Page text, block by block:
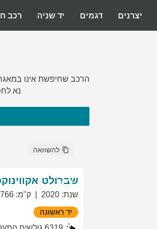
יצרנים דגמים יד שניה רכב
הרכב שחיפשת אינו
נא
להשוואה
שברולט
שנת:
2020 ק"מ:
יד ראשונה